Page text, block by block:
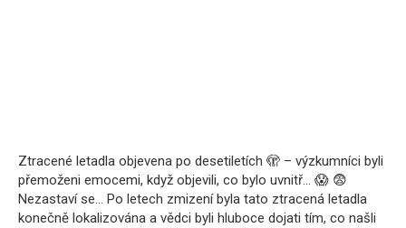
Ztracené letadla objevena po desetiletích 🫣 – výzkumníci byli
přemoženi emocemi, když objevili, co bylo uvnitř… 😱 😨
Nezastaví se… Po letech zmizení byla tato ztracená letadla
konečně lokalizována a vědci byli hluboce dojati tím, co našli